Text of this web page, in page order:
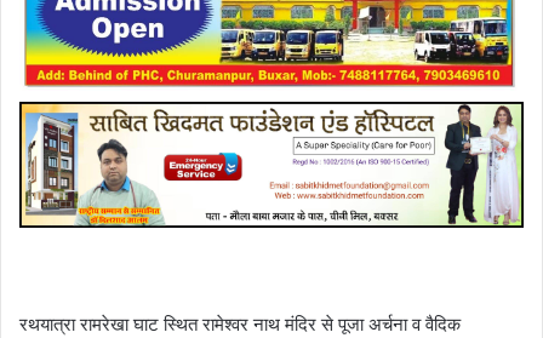
रथयात्रा रामरेखा घाट स्थित रामेश्वर नाथ मंदिर से पूजा अर्चना व वैदिक